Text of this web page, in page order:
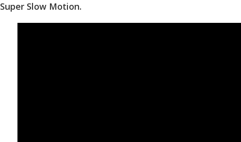
Super Slow Motion.